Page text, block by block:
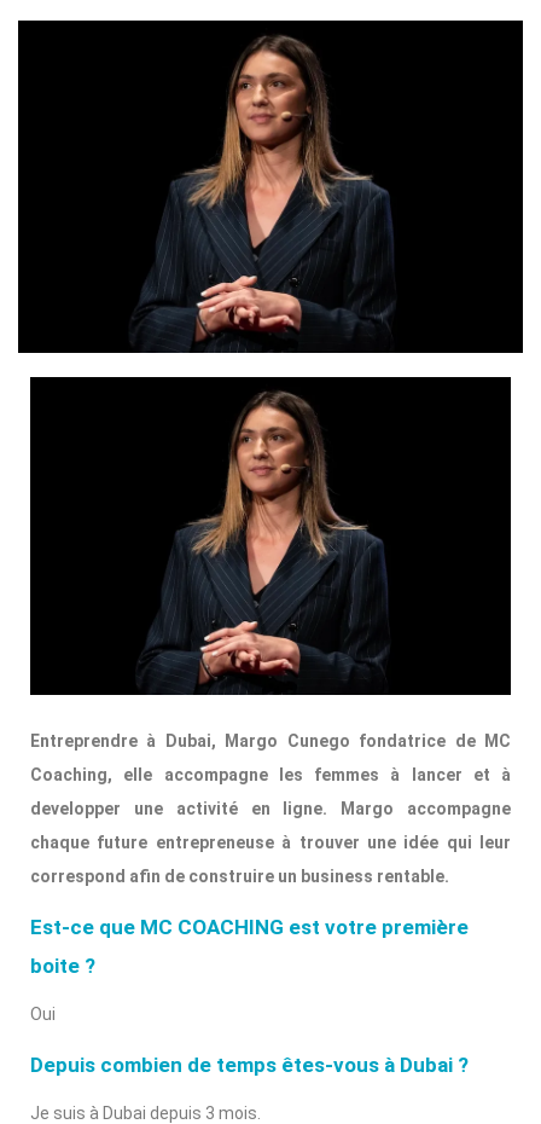
Entreprendre à Dubai, Margo Cunego fondatrice de MC
Coaching, elle accompagne les femmes à lancer et à
developper une activité en ligne. Margo accompagne
chaque future entrepreneuse à trouver une idée qui leur
correspond afin de construire un business rentable.
Est-ce que MC COACHING est votre première
boite ?
Oui
Depuis combien de temps êtes-vous à Dubai ?
Je suis à Dubai depuis 3 mois.